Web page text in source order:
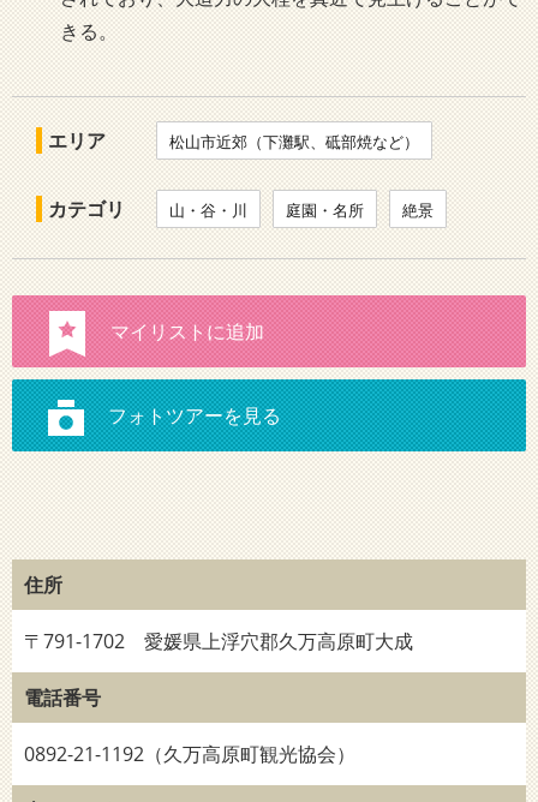
きる。
エリア 松山市近郊（下灘駅、砥部焼など）
カテゴリ 山・谷・川 庭園・名所 絶景
住所
〒791-1702 愛媛県上浮穴郡久万高原町大成
電話番号
0892-21-1192（久万高原町観光協会）